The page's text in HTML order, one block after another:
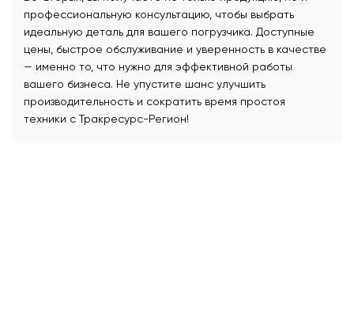
профессиональную консультацию, чтобы выбрать
идеальную деталь для вашего погрузчика. Доступные
цены, быстрое обслуживание и уверенность в качестве
— именно то, что нужно для эффективной работы
вашего бизнеса. Не упустите шанс улучшить
производительность и сократить время простоя
техники с Тракресурс-Регион!